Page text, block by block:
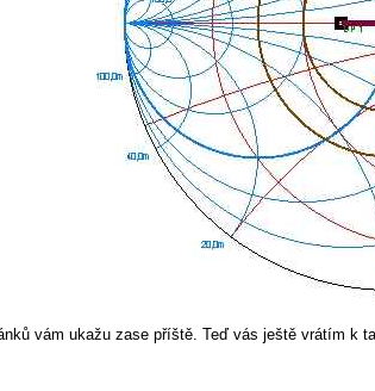
vám ukažu zase příště. Teď vás ještě vrátím